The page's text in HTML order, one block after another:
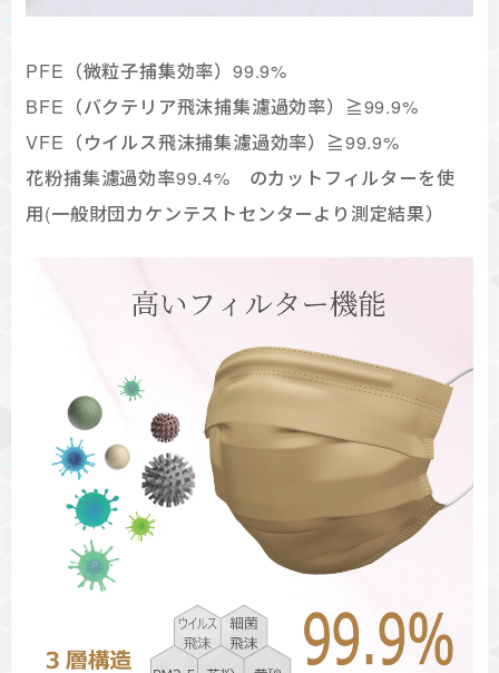
PFE（微粒子捕集効率）99.9%
BFE（バクテリア飛沫捕集濾過効率）≧99.9%
VFE（ウイルス飛沫捕集濾過効率）≧99.9%
花粉捕集濾過効率99.4% のカットフィルターを使
用(一般財団カケンテストセンターより測定結果）